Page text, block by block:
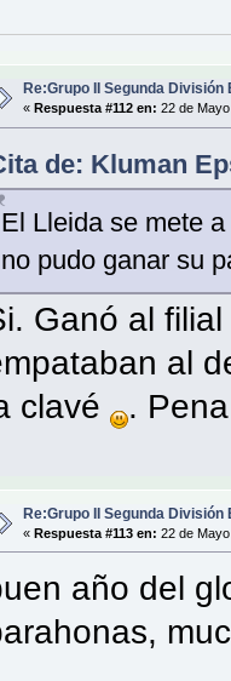
Re:Grupo II Segunda División
« Respuesta #112 en: 22 de
de: Kluman
El Lleida se mete
no pudo ganar su
Ganó al
al
clavé .
Re:Grupo II Segunda División
«Respuesta #113 en: 22 de
año del